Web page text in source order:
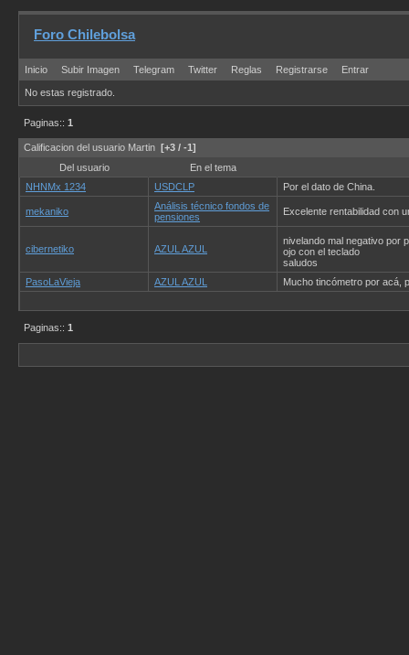
Foro Chilebolsa
Inicio Subir Imagen Telegram Twitter Reglas Registrarse Entrar
No estas registrado.
Paginas:: 1
Calificacion del usuario Martin [+3 / -1]
Del usuario
En el tema
NHNMx 1234
USDCLP Por el dato de China.
mekaniko
Análisis técnico fondos de
pensiones
Excelente rentabilidad con
cibernetiko AZUL AZUL
nivelando mal negativo por
ojo con el teclado
saludos
PasoLaVieja
AZUL AZUL Mucho tincómetro por acá,
Paginas:: 1